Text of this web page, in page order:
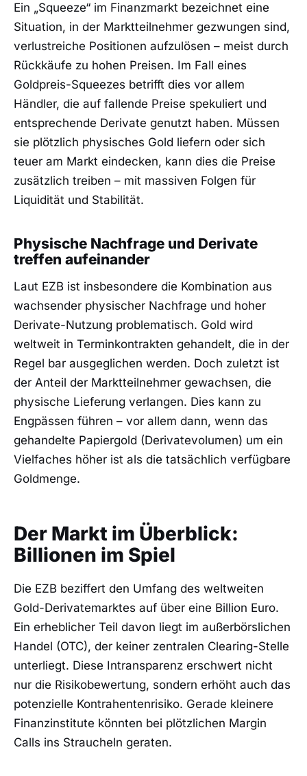
Ein „Squeeze“ im Finanzmarkt bezeichnet eine
Situation, in der Marktteilnehmer gezwungen sind,
verlustreiche Positionen aufzulösen – meist durch
Rückkäufe zu hohen Preisen. Im Fall eines
Goldpreis-Squeezes betrifft dies vor allem
Händler, die auf fallende Preise spekuliert und
entsprechende Derivate genutzt haben. Müssen
sie plötzlich physisches Gold liefern oder sich
teuer am Markt eindecken, kann dies die Preise
zusätzlich treiben – mit massiven Folgen für
Liquidität und Stabilität.
Physische Nachfrage und Derivate
treffen aufeinander
Laut EZB ist insbesondere die Kombination aus
wachsender physischer Nachfrage und hoher
Derivate-Nutzung problematisch. Gold wird
weltweit in Terminkontrakten gehandelt, die in der
Regel bar ausgeglichen werden. Doch zuletzt ist
der Anteil der Marktteilnehmer gewachsen, die
physische Lieferung verlangen. Dies kann zu
Engpässen führen – vor allem dann, wenn das
gehandelte Papiergold (Derivatevolumen) um ein
Vielfaches höher ist als die tatsächlich verfügbare
Goldmenge.
Der Markt im Überblick:
Billionen im Spiel
Die EZB beziffert den Umfang des weltweiten
Gold-Derivatemarktes auf über eine Billion Euro.
Ein erheblicher Teil davon liegt im außerbörslichen
Handel (OTC), der keiner zentralen Clearing-Stelle
unterliegt. Diese Intransparenz erschwert nicht
nur die Risikobewertung, sondern erhöht auch das
potenzielle Kontrahentenrisiko. Gerade kleinere
Finanzinstitute könnten bei plötzlichen Margin
Calls ins Straucheln geraten.